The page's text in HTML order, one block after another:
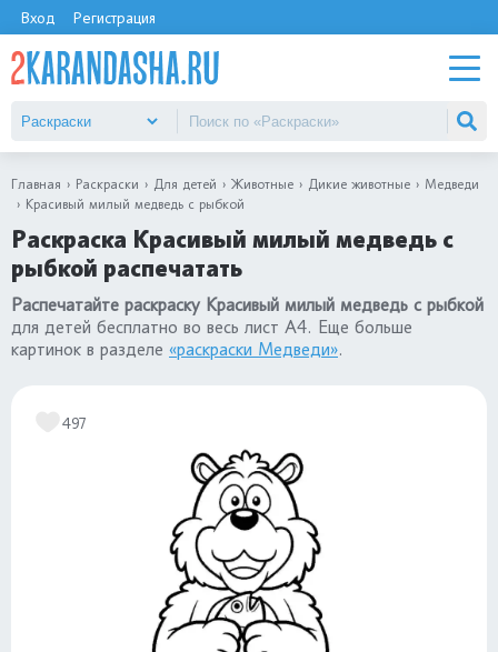
Вход Регистрация
Главная Раскраски Для детей Животные Дикие животные
Медведи
Красивый милый медведь с рыбкой
Раскраска Красивый милый медведь с
рыбкой распечатать
Распечатайте раскраску Красивый милый медведь с рыбкой
для детей бесплатно во весь лист А4. Еще больше
картинок в разделе «раскраски Медведи».
497